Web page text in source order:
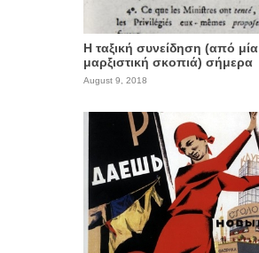
Η ταξική συνείδηση (από μία
μαρξιστική σκοπιά) σήμερα
August 9, 2018